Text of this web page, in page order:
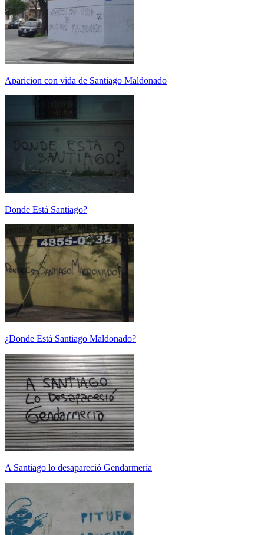
Aparicion con vida de Santiago Maldonado
Donde Está Santiago?
¿Donde Está Santiago Maldonado?
A Santiago lo desapareció Gendarmería